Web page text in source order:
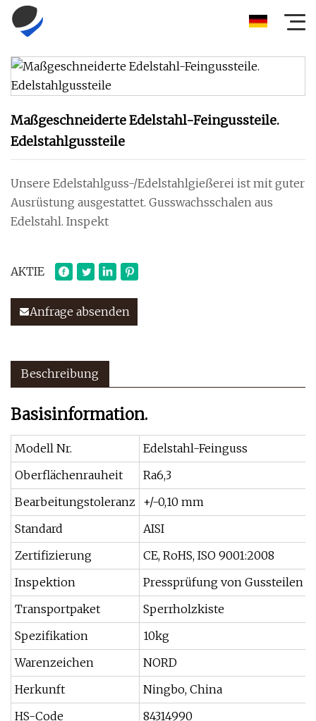
Maßgeschneiderte Edelstahl-Feingussteile.
Edelstahlgussteile
Unsere Edelstahlguss-/Edelstahlgießerei ist mit guter
Ausrüstung ausgestattet. Gusswachsschalen aus
Edelstahl. Inspekt
AKTIE
Anfrage absenden
Beschreibung
Basisinformation.
Modell Nr.
Edelstahl-Feinguss
Oberflächenrauheit
Ra6,3
Bearbeitungstoleranz
+/-0,10 mm
Standard
AISI
Zertifizierung
CE, RoHS, ISO 9001:2008
Inspektion
Pressprüfung von Gussteilen
Transportpaket
Sperrholzkiste
Spezifikation
10kg
Warenzeichen
NORD
Herkunft
Ningbo, China
HS-Code
84314990